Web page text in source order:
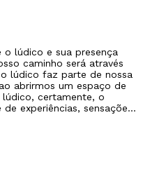
ótica
o lúdico e sua presença
caminho será através
lúdico faz parte de nossa
abrirmos um espaço de
certamente, o
experiências, sensações
infantil, quanto do